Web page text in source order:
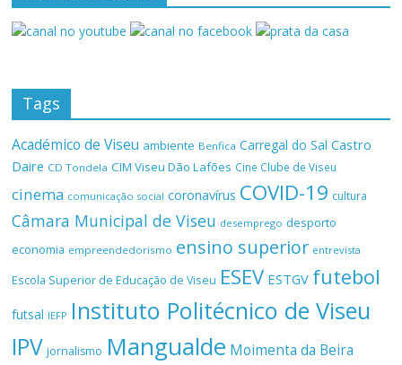
Tags
Académico de Viseu ambiente Benfica Carregal do Sal Castro
Daire CD Tondela CIM Viseu Dão Lafões Cine Clube de Viseu
cinema comunicação social coronavírus COVID-19 cultura
Câmara Municipal de Viseu desemprego desporto
economia empreendedorismo ensino superior entrevista
Escola Superior de Educação de Viseu ESEV ESTGV futebol
futsal IEFP Instituto Politécnico de Viseu
IPV jornalismo Mangualde Moimenta da Beira